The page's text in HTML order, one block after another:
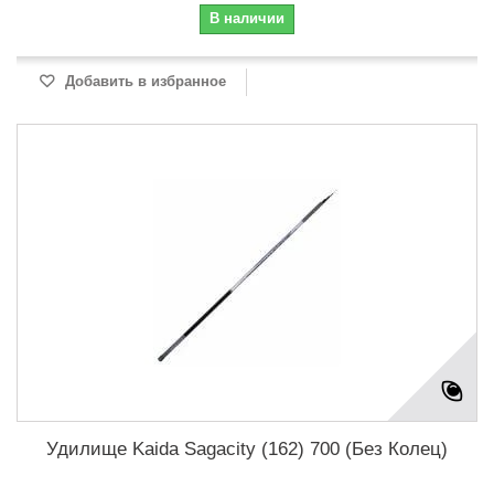
В наличии
Добавить в избранное
Удилище Kaida Sagacity (162) 700 (Без Колец)